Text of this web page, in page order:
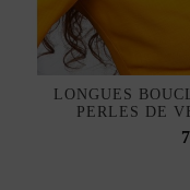
LONGUES
PERLES DE